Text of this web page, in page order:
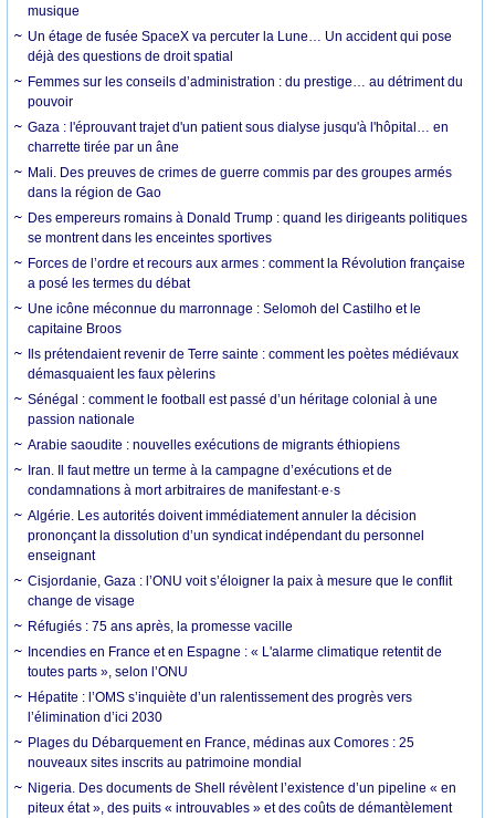
musique
Un étage de fusée SpaceX va percuter la Lune… Un accident qui pose
déjà des questions de droit spatial
Femmes sur les conseils d’administration : du prestige… au détriment du
pouvoir
Gaza : l'éprouvant trajet d'un patient sous dialyse jusqu'à l'hôpital… en
charrette tirée par un âne
Mali. Des preuves de crimes de guerre commis par des groupes armés
dans la région de Gao
Des empereurs romains à Donald Trump : quand les dirigeants politiques
se montrent dans les enceintes sportives
Forces de l’ordre et recours aux armes : comment la Révolution française
a posé les termes du débat
Une icône méconnue du marronnage : Selomoh del Castilho et le
capitaine Broos
Ils prétendaient revenir de Terre sainte : comment les poètes médiévaux
démasquaient les faux pèlerins
Sénégal : comment le football est passé d’un héritage colonial à une
passion nationale
Arabie saoudite : nouvelles exécutions de migrants éthiopiens
Iran. Il faut mettre un terme à la campagne d’exécutions et de
condamnations à mort arbitraires de manifestant·e·s
Algérie. Les autorités doivent immédiatement annuler la décision
prononçant la dissolution d’un syndicat indépendant du personnel
enseignant
Cisjordanie, Gaza : l’ONU voit s’éloigner la paix à mesure que le conflit
change de visage
Réfugiés : 75 ans après, la promesse vacille
Incendies en France et en Espagne : « L'alarme climatique retentit de
toutes parts », selon l’ONU
Hépatite : l’OMS s’inquiète d’un ralentissement des progrès vers
l’élimination d’ici 2030
Plages du Débarquement en France, médinas aux Comores : 25
nouveaux sites inscrits au patrimoine mondial
Nigeria. Des documents de Shell révèlent l’existence d’un pipeline « en
piteux état », des puits « introuvables » et des coûts de démantèlement